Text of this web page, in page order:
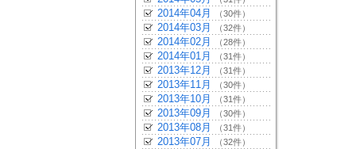
2014年04月 （30件）
2014年03月 （32件）
2014年02月 （28件）
2014年01月 （31件）
2013年12月 （31件）
2013年11月 （30件）
2013年10月 （31件）
2013年09月 （30件）
2013年08月 （31件）
2013年07月 （32件）